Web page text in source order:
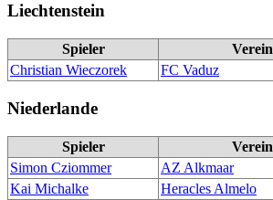
Liechtenstein
Spieler Verein
Christian Wieczorek
FC Vaduz
Niederlande
Spieler Verein
Simon Cziommer
AZ Alkmaar
Kai Michalke
Heracles Almelo